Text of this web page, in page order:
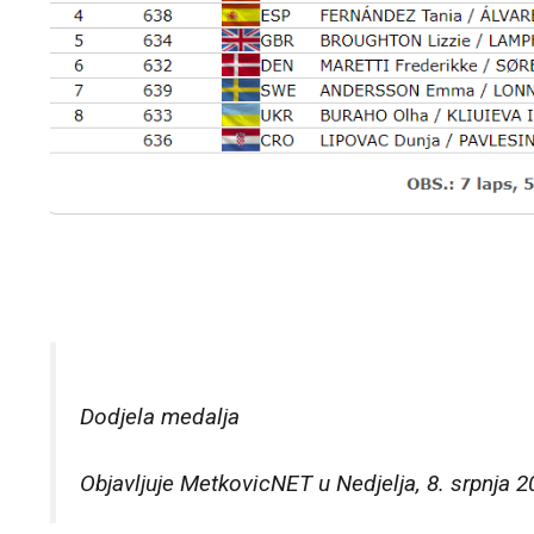
Dodjela medalja
Objavljuje MetkovicNETu Nedjelja, 8. srpnja